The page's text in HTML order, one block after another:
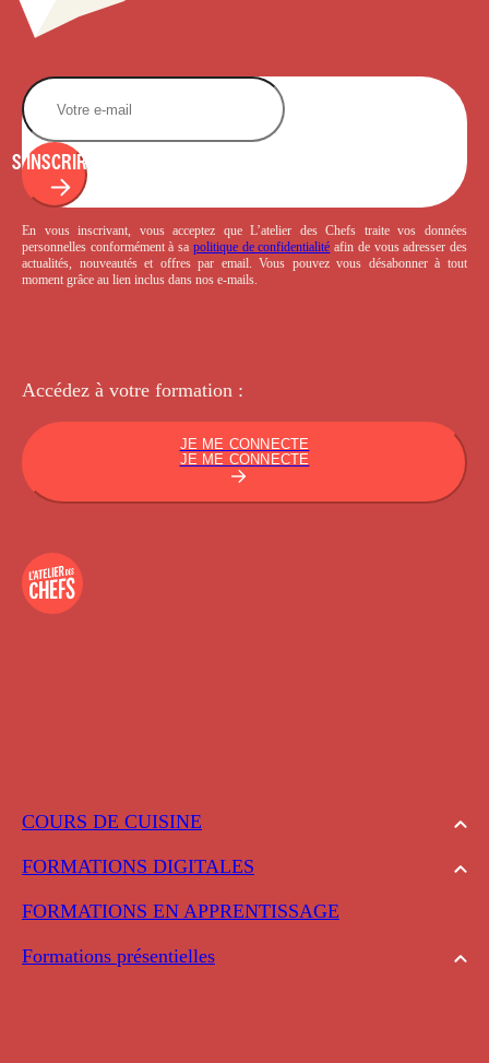
COURS DE CUISINE
FORMATIONS DIGITALES
FORMATIONS EN APPRENTISSAGE
Formations présentielles
S'INSCRIRE
En vous inscrivant, vous acceptez que L’atelier des Chefs traite vos données
personnelles conformément à sa politique de confidentialité afin de vous adresser des
actualités, nouveautés et offres par email. Vous pouvez vous désabonner à tout
moment grâce au lien inclus dans nos e-mails.
Accédez à votre formation :
JE ME CONNECTE
JE ME CONNECTE